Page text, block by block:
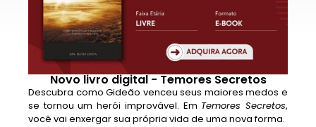
Novo livro digital - Temores Secretos
Descubra como Gideão venceu seus maiores medos e
se tornou um herói improvável. Em Temores Secretos,
você vai enxergar sua própria vida de uma nova forma.